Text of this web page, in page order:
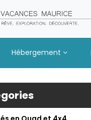
Hébergement